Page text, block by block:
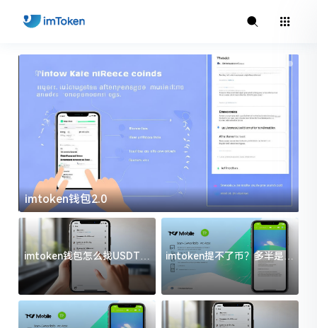
imtoken钱包2.0
imtoken钱包怎么找USDT地
址？三步搞定不踩坑
imtoken提不了币？多半是这
几件事没处理好